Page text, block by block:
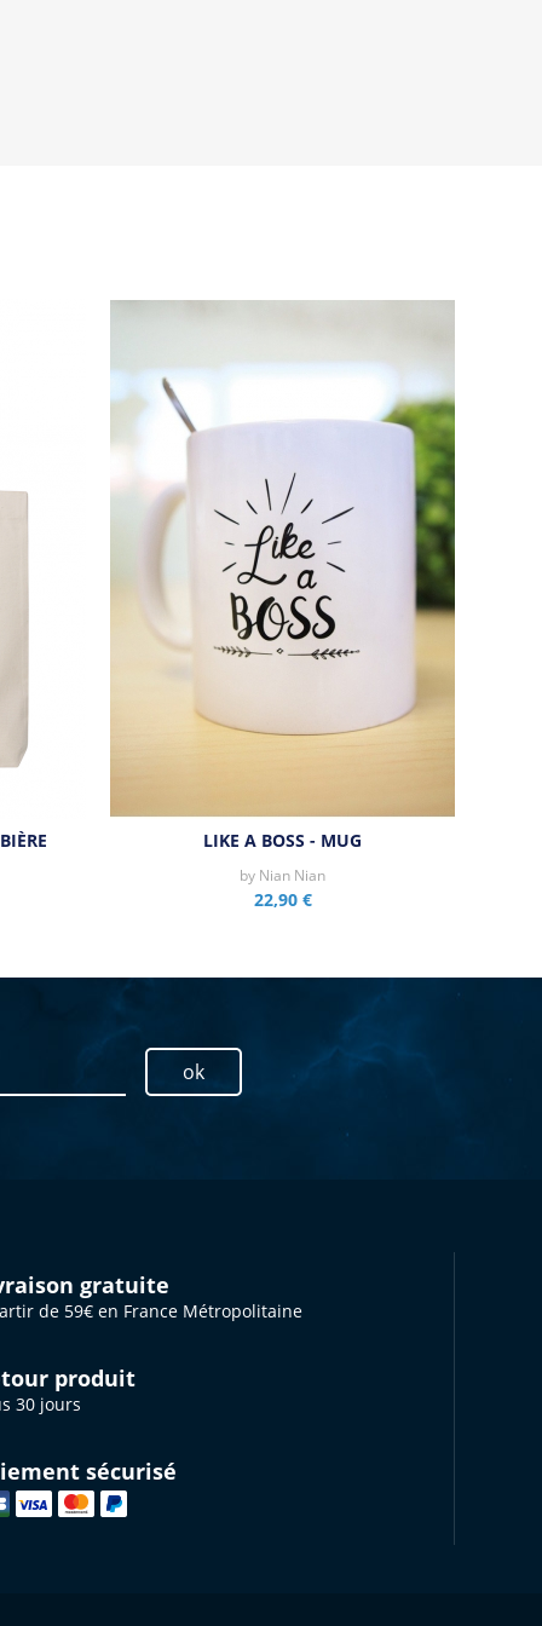
LIKE A BOSS - MUG
by Nian Nian
22,90 €
ok
gratuite
de 59€ en France Métropolitaine
produit
30 jours
sécurisé